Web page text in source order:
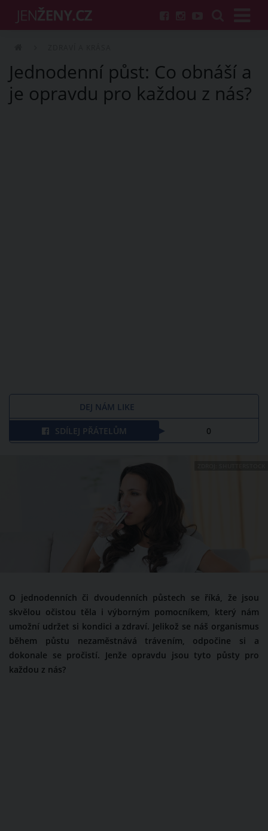
Jednodenní půst: Co obnáší a
je opravdu pro každou z nás?
DEJ NÁM LIKE
SDÍLEJ PŘÁTELŮM 0
O jednodenních či dvoudenních půstech se říká, že jsou
skvělou očistou těla i výborným pomocníkem, který nám
umožní udržet si kondici a zdraví. Jelikož se náš organismus
během půstu nezaměstnává trávením, odpočine si a
dokonale se pročistí. Jenže opravdu jsou tyto půsty pro
každou z nás?